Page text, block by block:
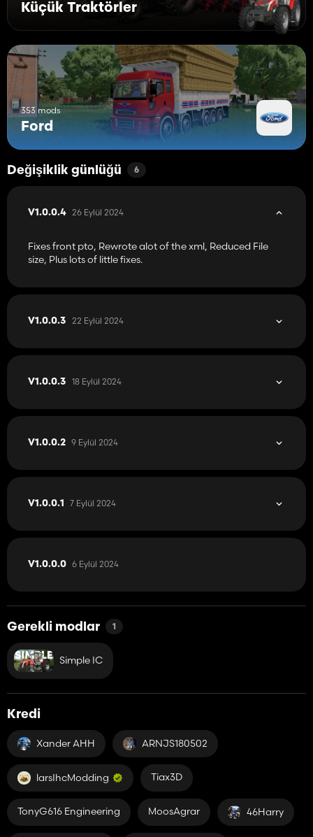
Küçük Traktörler
353 mods
Ford
Değişiklik günlüğü 6
V1.0.0.4 26 Eylül 2024
Fixes front pto, Rewrote alot of the xml, Reduced File
size, Plus lots of little fixes.
V1.0.0.3 22 Eylül 2024
V1.0.0.3 18 Eylül 2024
V1.0.0.2 9 Eylül 2024
V1.0.0.1 7 Eylül 2024
V1.0.0.0 6 Eylül 2024
Gerekli modlar 1
Simple IC
Kredi
Xander AHH ARNJS180502
larsIhcModding Tiax3D
TonyG616 Engineering MoosAgrar 46Harry